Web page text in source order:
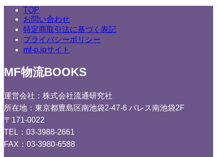
TOP
お問い合わせ
特定商取引法に基づく表記
プライバシーポリシー
mf-p.jpサイト
MF物流BOOKS
運営会社：株式会社流通研究社
所在地：東京都豊島区南池袋2-47-6 パレス南池袋2F
〒171-0022
TEL：03-3988-2661
FAX：03-3980-6588